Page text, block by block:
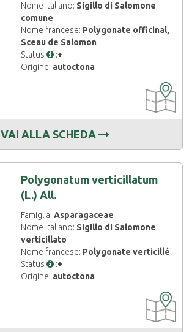
Nome italiano: Sigillo di Salomone
comune
Nome francese: Polygonate officinal,
Sceau de Salomon
Status
:+
Origine: autoctona
DISPONIBILE
VAI ALLA SCHEDA
Polygonatum verticillatum
(L.) All.
Famiglia:Asparagaceae
Nome italiano: Sigillo di Salomone
verticillato
Nome francese: Polygonate verticillé
Status
:+
Origine: autoctona
DISPONIBILE